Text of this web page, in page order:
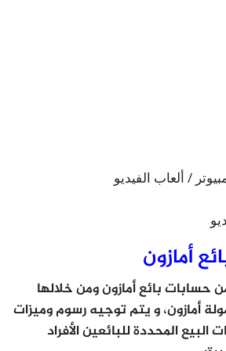
/ ألعاب الفيديو
أمازون
حسابات بائع أمازون ومن خلالها
أمازون، و يتم توجيه رسوم وميزات
المحددة للبائعين الأفراد